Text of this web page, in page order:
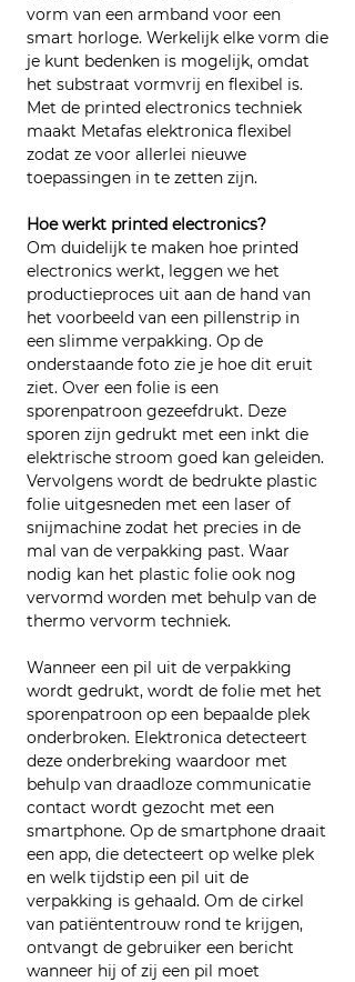
vorm van een armband voor een
smart horloge. Werkelijk elke vorm die
je kunt bedenken is mogelijk, omdat
het substraat vormvrij en flexibel is.
Met de printed electronics techniek
maakt Metafas elektronica flexibel
zodat ze voor allerlei nieuwe
toepassingen in te zetten zijn.
Hoe werkt printed electronics?
Om duidelijk te maken hoe printed
electronics werkt, leggen we het
productieproces uit aan de hand van
het voorbeeld van een pillenstrip in
een slimme verpakking. Op de
onderstaande foto zie je hoe dit eruit
ziet. Over een folie is een
sporenpatroon gezeefdrukt. Deze
sporen zijn gedrukt met een inkt die
elektrische stroom goed kan geleiden.
Vervolgens wordt de bedrukte plastic
folie uitgesneden met een laser of
snijmachine zodat het precies in de
mal van de verpakking past. Waar
nodig kan het plastic folie ook nog
vervormd worden met behulp van de
thermo vervorm techniek.
Wanneer een pil uit de verpakking
wordt gedrukt, wordt de folie met het
sporenpatroon op een bepaalde plek
onderbroken. Elektronica detecteert
deze onderbreking waardoor met
behulp van draadloze communicatie
contact wordt gezocht met een
smartphone. Op de smartphone draait
een app, die detecteert op welke plek
en welk tijdstip een pil uit de
verpakking is gehaald. Om de cirkel
van patiëntentrouw rond te krijgen,
ontvangt de gebruiker een bericht
wanneer hij of zij een pil moet